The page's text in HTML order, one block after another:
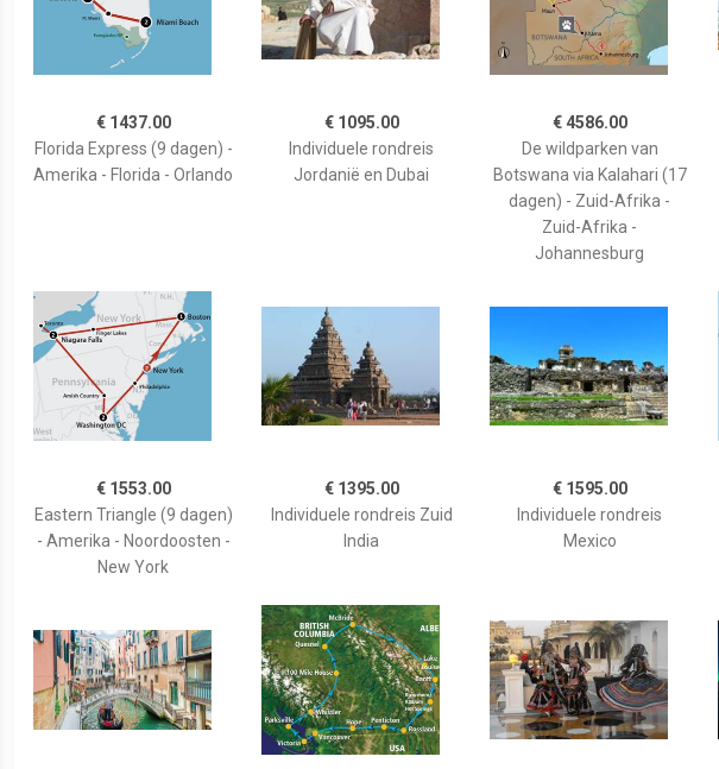
€ 1437.00
Florida Express (9 dagen) -
Amerika - Florida - Orlando
€ 1095.00
Individuele rondreis
Jordanië en Dubai
€ 4586.00
De wildparken van
Botswana via Kalahari (17
dagen) - Zuid-Afrika -
Zuid-Afrika -
Johannesburg
€ 1553.00
Eastern Triangle (9 dagen)
- Amerika - Noordoosten -
New York
€ 1395.00
Individuele rondreis Zuid
India
€ 1595.00
Individuele rondreis
Mexico